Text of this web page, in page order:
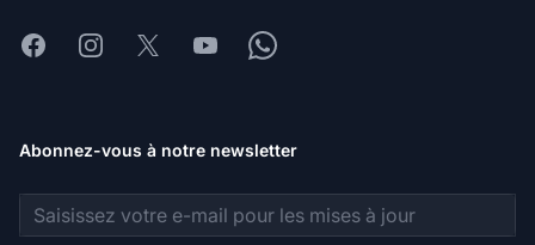
FacebookInstagram
X YoutubeWhatsapp
Abonnez-vous à notre newsletter
Adresse e-mail